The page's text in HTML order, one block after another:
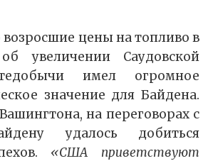
возросшие цены на топливо в
увеличении Саудовской
имел огромное
значение для Байдена.
на переговорах с
удалось добиться
«США приветствуют